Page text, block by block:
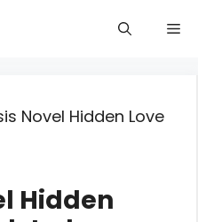
Novel Hidden Love
Hidden